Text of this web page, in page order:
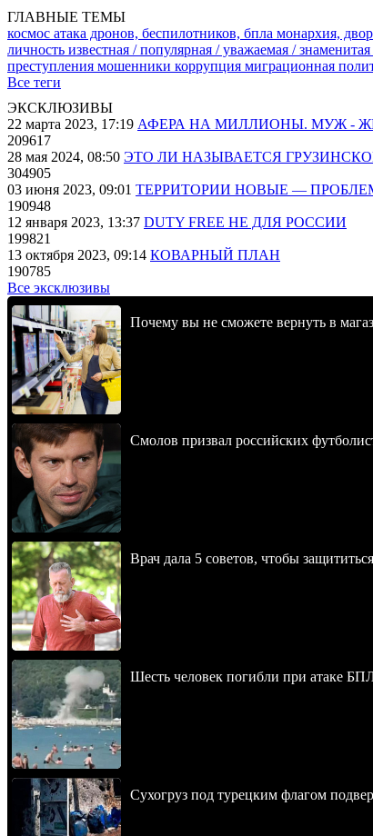
ГЛАВНЫЕ ТЕМЫ
космос атака дронов, беспилотников, бпла монархия,
личность известная / популярная / уважаемая /
преступления мошенники коррупция миграционная
Все теги
ЭКСКЛЮЗИВЫ
22 марта 2023, 17:19 АФЕРА НА МИЛЛИОНЫ. МУЖ -
209617
28 мая 2024, 08:50 ЭТО ЛИ НАЗЫВАЕТСЯ
304905
03 июня 2023, 09:01 ТЕРРИТОРИИ НОВЫЕ —
190948
12 января 2023, 13:37 DUTY FREE НЕ ДЛЯ РОССИИ
199821
13 октября 2023, 09:14 КОВАРНЫЙ ПЛАН
190785
Все эксклюзивы
Почему вы не сможете вернуть в
Смолов призвал российских
Врач дала 5 советов, чтобы
Шесть человек погибли при атаке
Сухогруз под турецким флагом